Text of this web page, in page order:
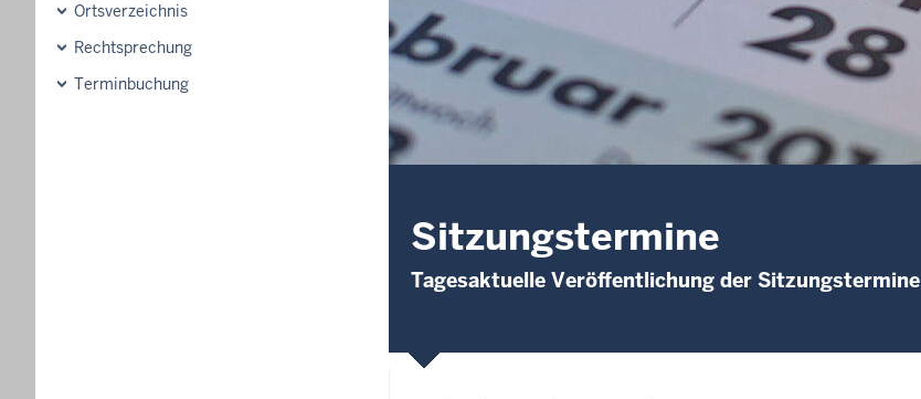
Ortsverzeichnis
Rechtsprechung
Terminbuchung
Sitzungstermine
Tagesaktuelle Veröffentlichung der Sitzungstermine